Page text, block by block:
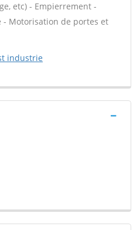
etc) - Empierrement -
Motorisation de portes et
industrie